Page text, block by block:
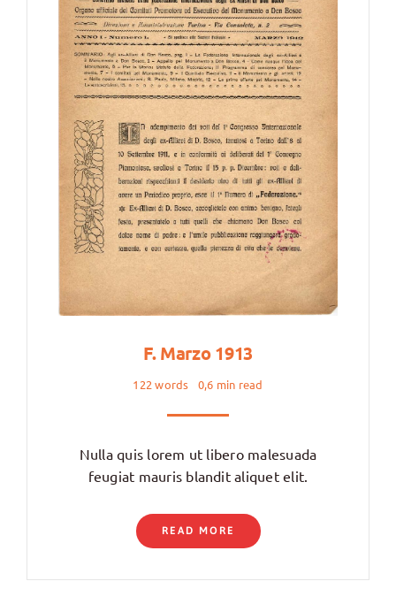
F. Marzo 1913
122 words 0,6 min read
Nulla quis lorem ut libero malesuada
feugiat mauris blandit aliquet elit.
READ MORE